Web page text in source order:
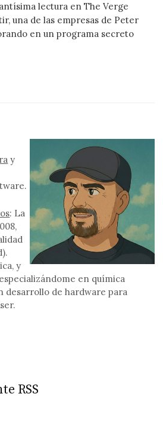
lectura en The Verge
una de las empresas de Peter
en un programa secreto
y
: La
y
en química
desarrollo de hardware para
RSS